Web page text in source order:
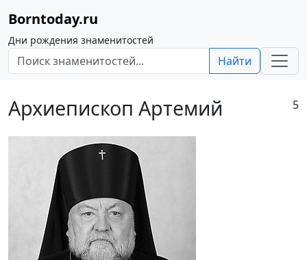
Borntoday.ru
Дни рождения знаменитостей
Найти
Архиепископ Артемий 5